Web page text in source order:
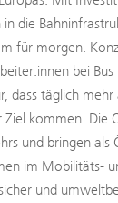
die
für morgen.
bei
dass täglich
kommen. Die
und bringen als
im Mobilitäts-
und